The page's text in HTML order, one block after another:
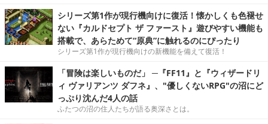
シリーズ第1作が現行機向けに復活！懐かしくも色褪せ
ない『カルドセプト ザ ファースト』遊びやすい機能も
搭載で、あらためて“原典”に触れるのにぴったり
シリーズ第1作が現行機向けの新機能を備えて復活！
「冒険は楽しいものだ」 ─『FF11』と『ウィザードリ
ィ ヴァリアンツ ダフネ』、"優しくないRPG"の沼にど
っぷり沈んだ4人の話
ふたつの沼の住人たちが語る奥深さとは。